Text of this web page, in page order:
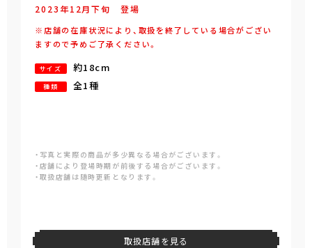
2023年12月下旬 登場
※店舗の在庫状況により、取扱を終了している場合がござい
ますので予めご了承ください。
サイズ 約18cm
種類 全1種
・写真と実際の商品が多少異なる場合がございます。
・店舗により登場時期が前後する場合がございます。
・取扱店舗は随時更新となります。
取扱店舗を見る